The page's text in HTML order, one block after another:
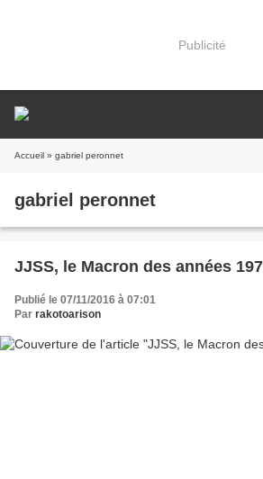
Publicité
Accueil » gabriel peronnet
gabriel peronnet
JJSS, le Macron des années
Publié le 07/11/2016 à 07:01
Par rakotoarison